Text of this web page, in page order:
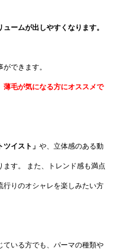
ームが出しやすくなります。
できます。
薄毛が気になる方にオススメで
ツイスト」 や、立体感のある動
ます。 また、トレンド感も満点
行りのオシャレを楽しみたい方
ている方でも、パーマの種類や